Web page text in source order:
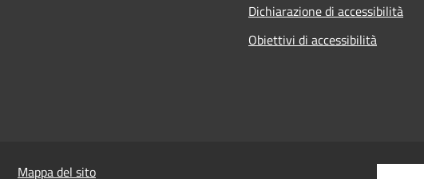
Dichiarazione di accessibilità
Obiettivi di accessibilità
Mappa del sito